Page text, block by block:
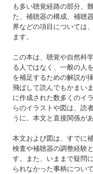
も多い聴覚経路の部分、
た、補聴器の構成、補聴
界などの項目については
ます。
この本は、聴覚や自然科
る人ではなく、一般の人
を補足するための解説が
飛ばして読んでもかまい
に作成された数多くのイ
らのイラストや図は、読
うに、本文と直接関係が
本文および図は、すでに
検査や補聴器の調整経験
す。また、いままで疑問
られなかった事柄につい